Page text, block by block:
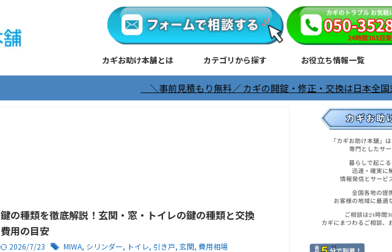
カギお助け本舗とは カテゴリから探す お役立ち情報一覧
＼事前見積もり無料／ カギの開錠・修正・交換は日本全国対応※沖縄
鍵の種類を徹底解説！玄関・窓・トイレの鍵の種類と交換
費用の目安
2026/7/23 MIWA, シリンダー, トイレ, 引き戸, 玄関, 費用相場